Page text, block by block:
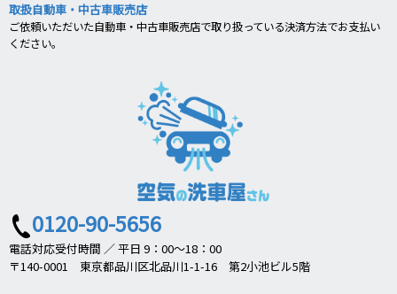
取扱自動車・中古車販売店
ご依頼いただいた自動車・中古車販売店で取り扱っている決済方法でお支払い
ください。
0120-90-5656
電話対応受付時間 ／ 平日 9：00～18：00
〒140-0001 東京都品川区北品川1-1-16 第2小池ビル5階